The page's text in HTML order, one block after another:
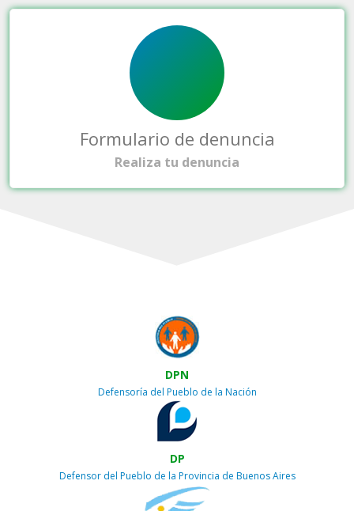
Formulario de denuncia
Realiza tu denuncia
DPN
Defensoría del Pueblo de la Nación
DP
Defensor del Pueblo de la Provincia de Buenos Aires